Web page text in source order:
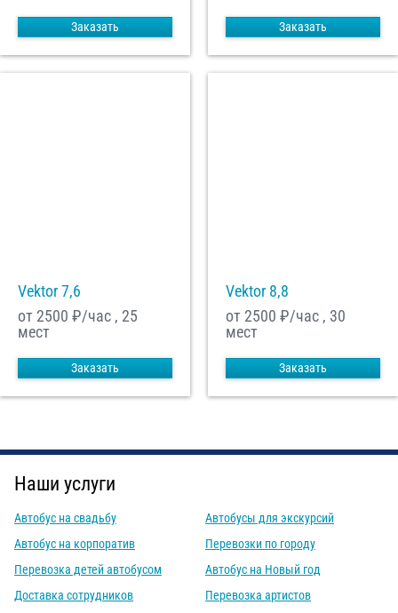
Заказать Заказать
Vektor 7,6
от 2500 ₽/час , 25
мест
Заказать
Vektor 8,8
от 2500 ₽/час , 30
мест
Заказать
Наши услуги
Автобус на свадьбу
Автобус на корпоратив
Перевозка детей автобусом
Доставка сотрудников
Автобусы для экскурсий
Перевозки по городу
Автобус на Новый год
Перевозка артистов